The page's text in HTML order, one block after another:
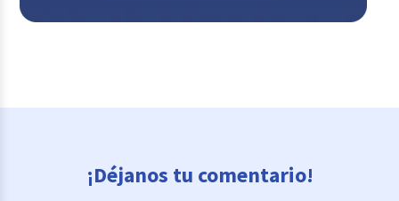
¡Déjanos tu comentario!